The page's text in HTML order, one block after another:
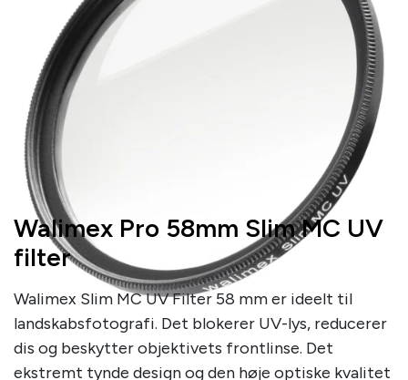
Walimex Pro 58mm Slim MC UV
filter
Walimex Slim MC UV Filter 58 mm er ideelt til
landskabsfotografi. Det blokerer UV-lys, reducerer
dis og beskytter objektivets frontlinse. Det
ekstremt tynde design og den høje optiske kvalitet